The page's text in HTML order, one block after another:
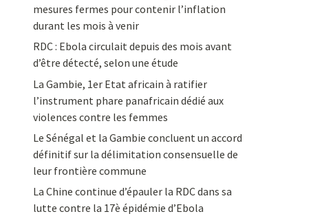
mesures fermes pour contenir l’inflation
durant les mois à venir
RDC : Ebola circulait depuis des mois avant
d’être détecté, selon une étude
La Gambie, 1er Etat africain à ratifier
l’instrument phare panafricain dédié aux
violences contre les femmes
Le Sénégal et la Gambie concluent un accord
définitif sur la délimitation consensuelle de
leur frontière commune
La Chine continue d’épauler la RDC dans sa
lutte contre la 17è épidémie d’Ebola